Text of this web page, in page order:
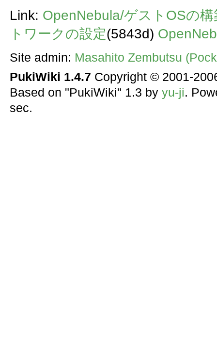
Link: OpenNebula/ゲストOSの構
トワークの設定(5843d)
Site admin: Masahito Zembutsu
PukiWiki 1.4.7 Copyright © 2001-
Based on "PukiWiki" 1.3 by yu-ji.
sec.